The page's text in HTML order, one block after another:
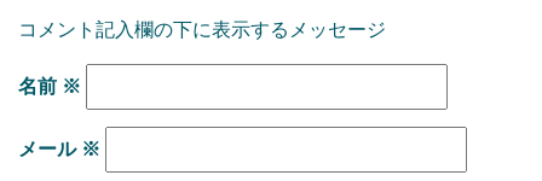
コメント記入欄の下に表示するメッセージ
名前 ※
メール ※